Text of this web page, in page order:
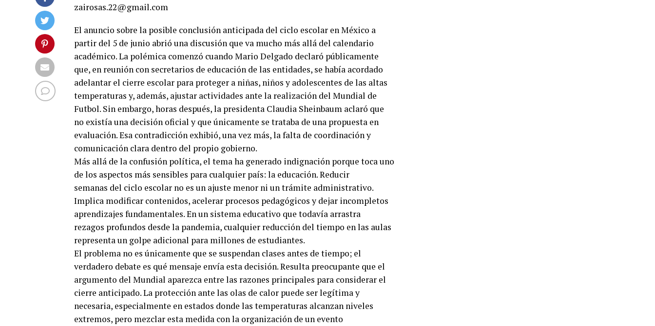
zairosas.22@gmail.com
El anuncio sobre la posible conclusión anticipada del ciclo escolar en México a
partir del 5 de junio abrió una discusión que va mucho más allá del calendario
académico. La polémica comenzó cuando Mario Delgado declaró públicamente
que, en reunión con secretarios de educación de las entidades, se había acordado
adelantar el cierre escolar para proteger a niñas, niños y adolescentes de las altas
temperaturas y, además, ajustar actividades ante la realización del Mundial de
Futbol. Sin embargo, horas después, la presidenta Claudia Sheinbaum aclaró que
no existía una decisión oficial y que únicamente se trataba de una propuesta en
evaluación. Esa contradicción exhibió, una vez más, la falta de coordinación y
comunicación clara dentro del propio gobierno.
Más allá de la confusión política, el tema ha generado indignación porque toca uno
de los aspectos más sensibles para cualquier país: la educación. Reducir
semanas del ciclo escolar no es un ajuste menor ni un trámite administrativo.
Implica modificar contenidos, acelerar procesos pedagógicos y dejar incompletos
aprendizajes fundamentales. En un sistema educativo que todavía arrastra
rezagos profundos desde la pandemia, cualquier reducción del tiempo en las aulas
representa un golpe adicional para millones de estudiantes.
El problema no es únicamente que se suspendan clases antes de tiempo; el
verdadero debate es qué mensaje envía esta decisión. Resulta preocupante que el
argumento del Mundial aparezca entre las razones principales para considerar el
cierre anticipado. La protección ante las olas de calor puede ser legítima y
necesaria, especialmente en estados donde las temperaturas alcanzan niveles
extremos, pero mezclar esta medida con la organización de un evento